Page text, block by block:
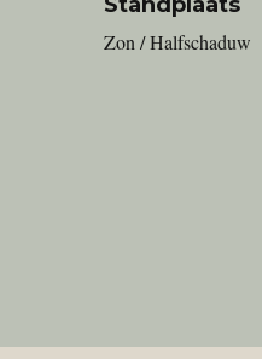
Zon / Halfschaduw